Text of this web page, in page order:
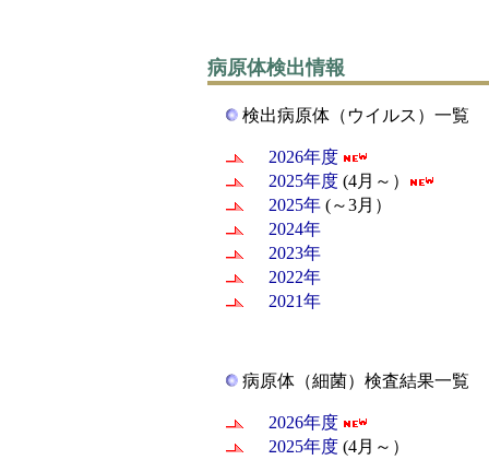
病原体検出情報
検出病原体（ウイルス）一覧
2026年度
2025年度 (4月～）
2025年 (～3月）
2024年
2023年
2022年
2021年
病原体（細菌）検査結果一覧
2026年度
2025年度 (4月～）